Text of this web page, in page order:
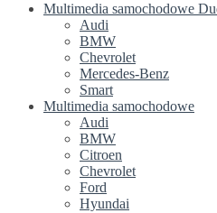
Multimedia samochodowe
Audi
BMW
Chevrolet
Mercedes-Benz
Smart
Multimedia samochodowe
Audi
BMW
Citroen
Chevrolet
Ford
Hyundai